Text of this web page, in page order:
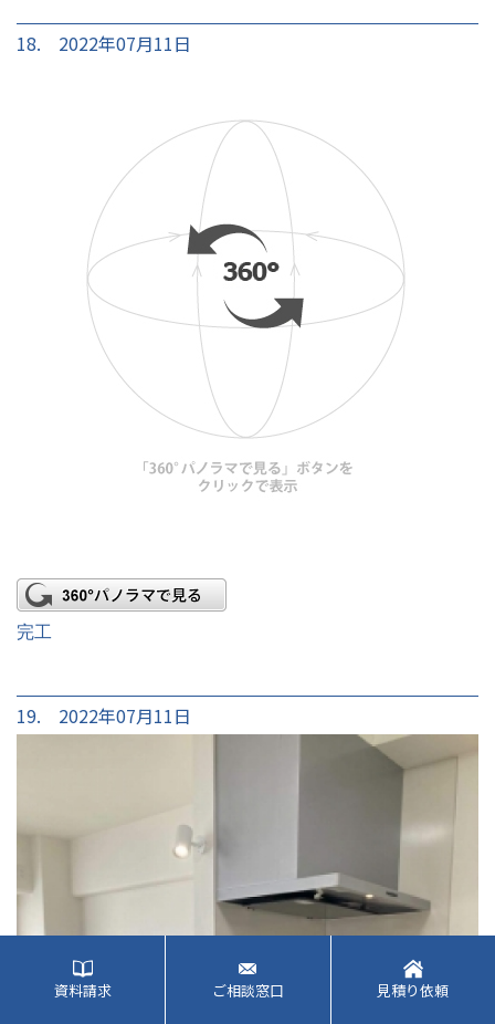
18. 2022年07月11日
完工
19. 2022年07月11日
資料請求 ご相談窓口 見積り依頼